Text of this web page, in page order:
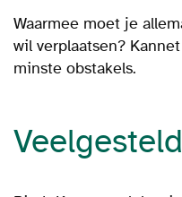
Waarmee moet je
wil verplaatsen?
minste obstakels.